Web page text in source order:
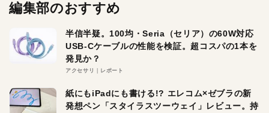
編集部のおすすめ
半信半疑。100均・Seria（セリア）の60W対応
USB-Cケーブルの性能を検証。超コスパの1本を
発見か？
アクセサリ レポート
紙にもiPadにも書ける!? エレコム×ゼブラの新
発想ペン「スタイラスツーウェイ」レビュー。持